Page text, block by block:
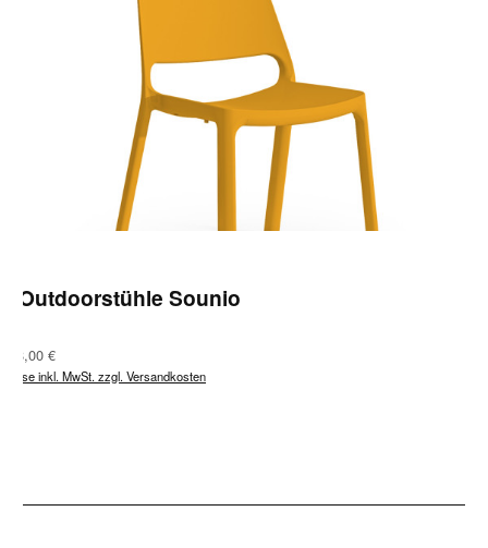
4 Outdoorstühle Sounio
Regulärer Preis:
818,00 €
Preise inkl. MwSt. zzgl. Versandkosten